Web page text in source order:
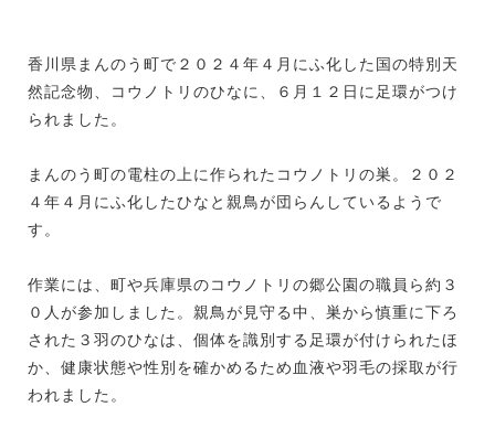
香川県まんのう町で２０２４年４月にふ化した国の特別天
然記念物、コウノトリのひなに、６月１２日に足環がつけ
られました。
まんのう町の電柱の上に作られたコウノトリの巣。２０２
４年４月にふ化したひなと親鳥が団らんしているようで
す。
作業には、町や兵庫県のコウノトリの郷公園の職員ら約３
０人が参加しました。親鳥が見守る中、巣から慎重に下ろ
された３羽のひなは、個体を識別する足環が付けられたほ
か、健康状態や性別を確かめるため血液や羽毛の採取が行
われました。